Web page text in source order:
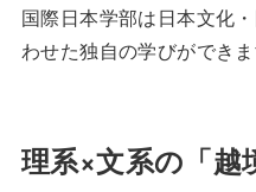
国際日本学部は日本文化
わせた独自の学びができま
理系×文系の「越